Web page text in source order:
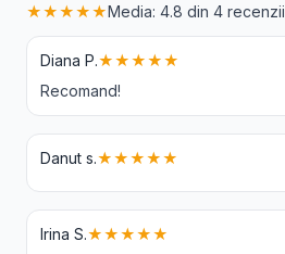
★★★★★ Media: 4.8 din 4 recenzii
Diana P.★★★★★
Recomand!
Danut s.★★★★★
Irina S.★★★★★